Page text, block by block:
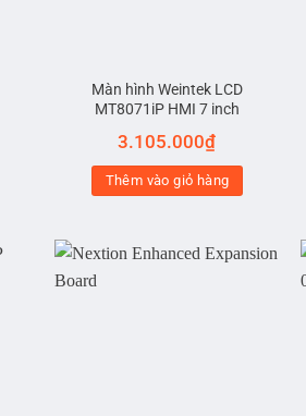
Màn hình Weintek LCD
MT8071iP HMI 7 inch
3.105.000₫
Thêm vào giỏ hàng